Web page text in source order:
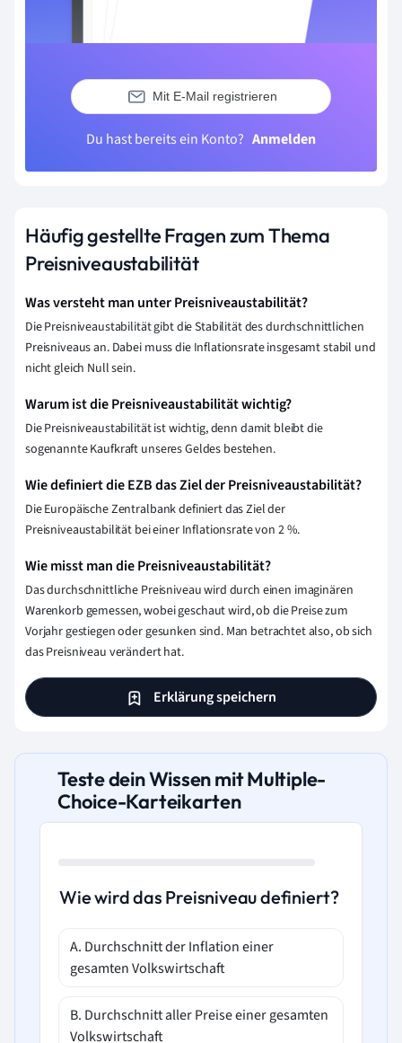
Mit E-Mail registrieren
Du hast bereits ein Konto? Anmelden
Häufig gestellte Fragen zum Thema
Preisniveaustabilität
Was versteht man unter Preisniveaustabilität?
Die Preisniveaustabilität gibt die Stabilität des durchschnittlichen
Preisniveaus an. Dabei muss die Inflationsrate insgesamt stabil und
nicht gleich Null sein.
Warum ist die Preisniveaustabilität wichtig?
Die Preisniveaustabilität ist wichtig, denn damit bleibt die
sogenannte Kaufkraft unseres Geldes bestehen.
Wie definiert die EZB das Ziel der Preisniveaustabilität?
Die Europäische Zentralbank definiert das Ziel der
Preisniveaustabilität bei einer Inflationsrate von 2 %.
Wie misst man die Preisniveaustabilität?
Das durchschnittliche Preisniveau wird durch einen imaginären
Warenkorb gemessen, wobei geschaut wird, ob die Preise zum
Vorjahr gestiegen oder gesunken sind. Man betrachtet also, ob sich
das Preisniveau verändert hat.
Erklärung speichern
Teste dein Wissen mit Multiple-
Choice-Karteikarten
Wie wird das Preisniveau definiert?
A. Durchschnitt der Inflation einer
gesamten Volkswirtschaft
B. Durchschnitt aller Preise einer gesamten
Volkswirtschaft